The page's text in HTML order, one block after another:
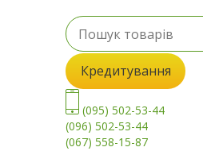
Кредитування
(095) 502-53-44
(096) 502-53-44
(067) 558-15-87